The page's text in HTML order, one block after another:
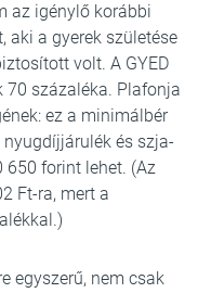
az igénylő korábbi
aki a gyerek születése
volt. A GYED
70 százaléka. Plafonja
ez a minimálbér
nyugdíjjárulék és szja-
forint lehet. (Az
Ft-ra, mert a
egyszerű, nem csak